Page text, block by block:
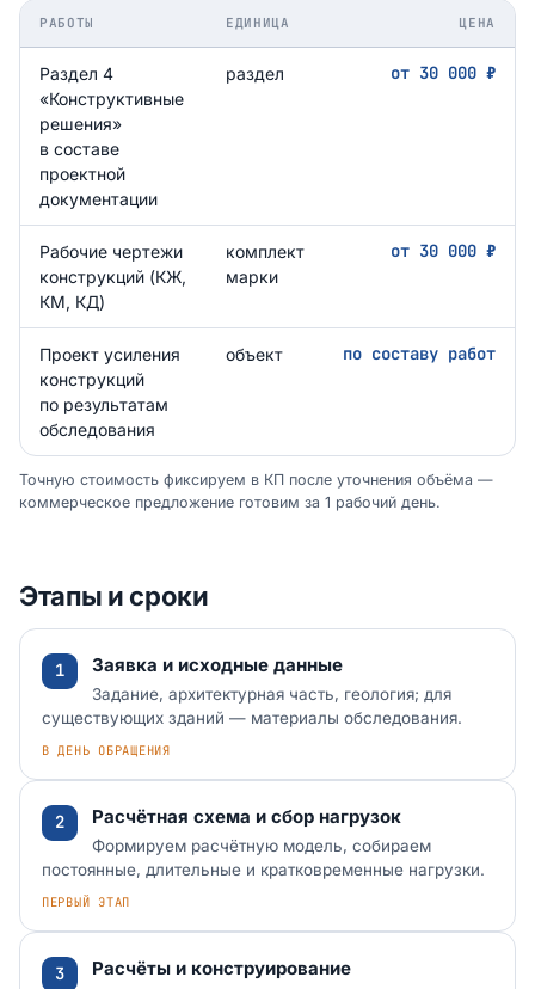
РАБОТЫ ЕДИНИЦА ЦЕНА
Раздел 4
«Конструктивные
решения»
в составе
проектной
документации
раздел от 30 000 ₽
Рабочие чертежи
конструкций (КЖ,
КМ, КД)
комплект
марки
от 30 000 ₽
Проект усиления
конструкций
по результатам
обследования
объект по составу работ
Точную стоимость фиксируем в КП после уточнения объёма —
коммерческое предложение готовим за 1 рабочий день.
Этапы и сроки
Заявка и исходные данные
Задание, архитектурная часть, геология; для
существующих зданий — материалы обследования.
В ДЕНЬ ОБРАЩЕНИЯ
Расчётная схема и сбор нагрузок
Формируем расчётную модель, собираем
постоянные, длительные и кратковременные нагрузки.
ПЕРВЫЙ ЭТАП
Расчёты и конструирование